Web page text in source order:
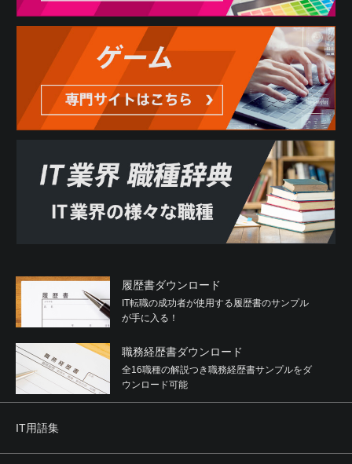
履歴書ダウンロード
IT転職の成功者が使用する履歴書のサンプル
が手に入る！
職務経歴書ダウンロード
全16職種の解説つき職務経歴書サンプルをダ
ウンロード可能
IT用語集